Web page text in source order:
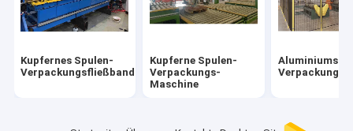
Spulen-Kipper
horizontale Verpackungsmaschine
Kupfernes Spulen-
Verpackungsfließband
Kupferne Spulen-
Verpackungs-
Maschine